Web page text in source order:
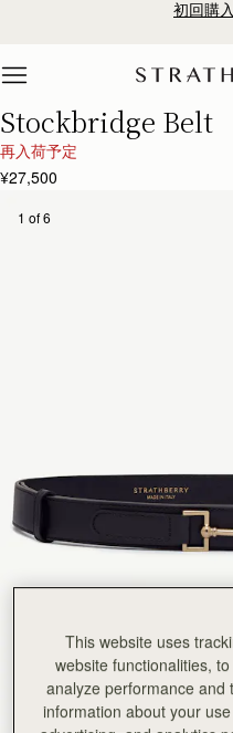
¥35,000円以上
Stockbridge Belt
再入荷予定
¥27,500
1 of 6
This website uses
website functionalities,
analyze performance and
information about your